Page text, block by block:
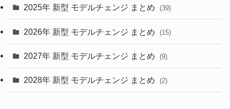
(9)
(4)
(1)
2025年 新型 モデルチェンジ まとめ (39)
2026年 新型 モデルチェンジ まとめ (15)
2027年 新型 モデルチェンジ まとめ (9)
2028年 新型 モデルチェンジ まとめ (2)